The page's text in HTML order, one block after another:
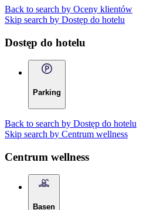
Back to search by Oceny klientów
Skip search by Dostęp do hotelu
Dostęp do hotelu
Parking
Back to search by Dostęp do hotelu
Skip search by Centrum wellness
Centrum wellness
Basen